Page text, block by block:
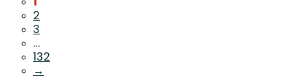
2
3
…
132
→